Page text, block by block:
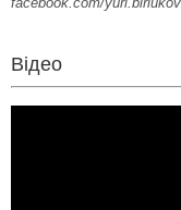
Відео